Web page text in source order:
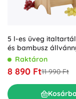
5 l-es üveg
és bambusz
Raktáron
8 890 Ft11 990 Ft
Kosárba